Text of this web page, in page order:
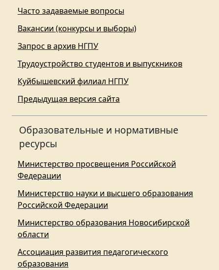
Часто задаваемые вопросы
Вакансии (конкурсы и выборы)
Запрос в архив НГПУ
Трудоустройство студентов и выпускников
Куйбышевский филиал НГПУ
Предыдущая версия сайта
Образовательные и нормативные
ресурсы
Министерство просвещения Российской
Федерации
Министерство науки и высшего образования
Российской Федерации
Министерство образования Новосибирской
области
Ассоциация развития педагогического
образования